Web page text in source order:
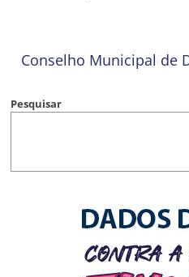
Conselho Municipal de
Pesquisar